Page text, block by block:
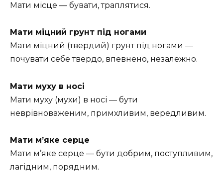
Мати місце — бувати, траплятися.
Мати міцний грунт під ногами
Мати міцний (твердий) грунт під ногами —
почувати себе твердо, впевнено, незалежно.
Мати муху в носі
Мати муху (мухи) в носі — бути
неврівноваженим, примхливим, вередливим.
Мати м’яке серце
Мати м’яке серце — бути добрим, поступливим,
лагідним, порядним.